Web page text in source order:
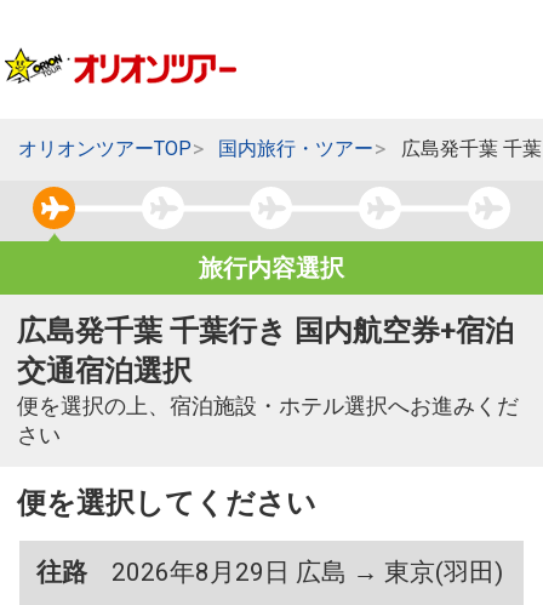
オリオンツアーTOP 国内旅行・ツアー 広島発千葉 千
旅行内容選択
広島発千葉 千葉行き 国内航空券+宿泊
交通宿泊選択
便を選択の上、宿泊施設・ホテル選択へお進みくだ
さい
便を選択してください
往路
2026年8月29日 広島 → 東京(羽田)